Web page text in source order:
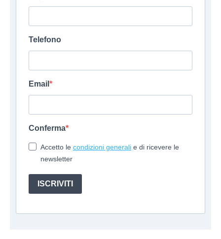
Telefono
Email
Conferma
Accetto le condizioni generali e di ricevere le
newsletter
ISCRIVITI